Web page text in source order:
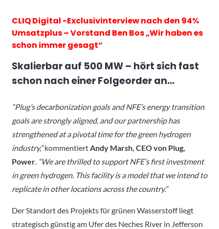
CLIQ Digital -Exclusivinterview nach den 94%
Umsatzplus – Vorstand Ben Bos „Wir haben es
schon immer gesagt“
Skalierbar auf 500 MW – hört sich fast
schon nach einer Folgeorder an…
“Plug’s decarbonization goals and NFE’s energy transition
goals are strongly aligned, and our partnership has
strengthened at a pivotal time for the green hydrogen
industry,”kommentiertAndy Marsh, CEO von Plug,
Power. “We are thrilled to support NFE’s first investment
in green hydrogen. This facility is a model that we intend to
replicate in other locations across the country.”
Der Standort des Projekts für grünen Wasserstoff liegt
strategisch günstig am Ufer des Neches River in Jefferson